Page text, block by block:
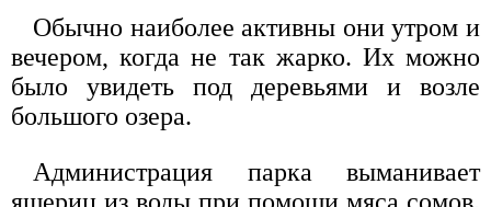
Обычно наиболее активны они утром и
вечером, когда не так жарко. Их можно
было увидеть под деревьями и возле
большого озера.
Администрация парка выманивает